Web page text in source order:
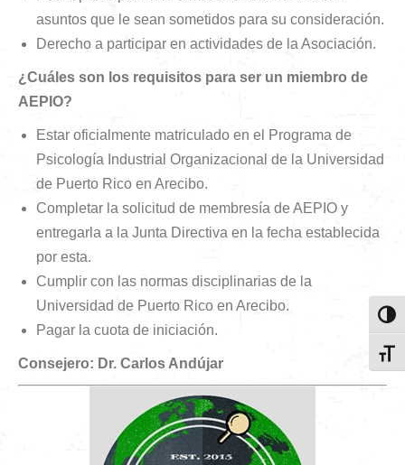
asuntos que le sean sometidos para su consideración.
Derecho a participar en actividades de la Asociación.
¿Cuáles son los requisitos para ser un miembro de
AEPIO?
Estar oficialmente matriculado en el Programa de
Psicología Industrial Organizacional de la Universidad
de Puerto Rico en Arecibo.
Completar la solicitud de membresía de AEPIO y
entregarla a la Junta Directiva en la fecha establecida
por esta.
Cumplir con las normas disciplinarias de la
Universidad de Puerto Rico en Arecibo.
Pagar la cuota de iniciación.
Consejero: Dr. Carlos Andújar